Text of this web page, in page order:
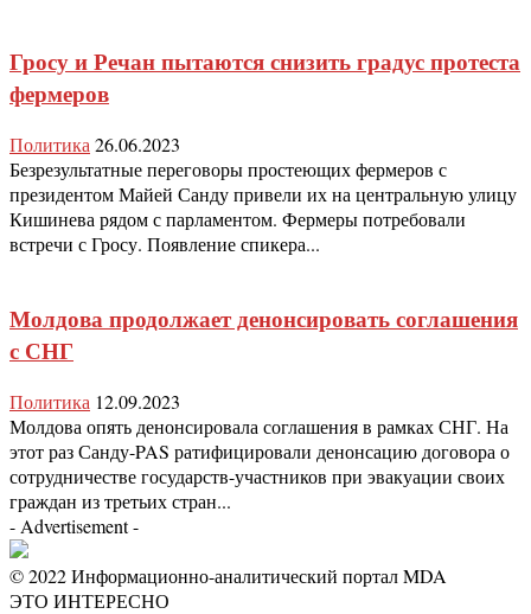
Гросу и Речан пытаются снизить градус протеста
фермеров
Политика 26.06.2023
Безрезультатные переговоры простеющих фермеров с
президентом Майей Санду привели их на центральную улицу
Кишинева рядом с парламентом. Фермеры потребовали
встречи с Гросу. Появление спикера...
Молдова продолжает денонсировать соглашения
с СНГ
Политика 12.09.2023
Молдова опять денонсировала соглашения в рамках СНГ. На
этот раз Санду-PAS ратифицировали денонсацию договора о
сотрудничестве государств-участников при эвакуации своих
граждан из третьих стран...
- Advertisement -
© 2022 Информационно-аналитический портал MDA
ЭТО ИНТЕРЕСНО